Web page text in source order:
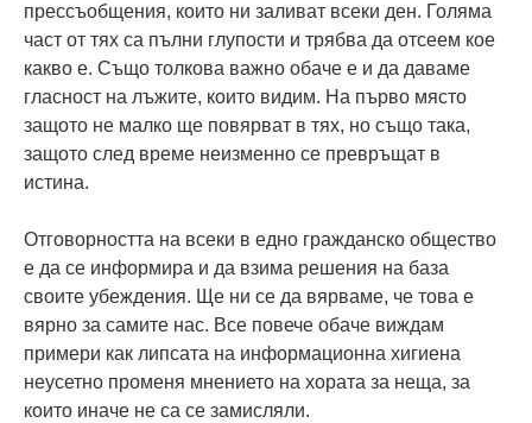
прессъобщения, които ни заливат всеки ден. Голяма
част от тях са пълни глупости и трябва да отсеем кое
какво е. Също толкова важно обаче е и да даваме
гласност на лъжите, които видим. На първо място
защото не малко ще повярват в тях, но също така,
защото след време неизменно се превръщат в
истина.
Отговорността на всеки в едно гражданско общество
е да се информира и да взима решения на база
своите убеждения. Ще ни се да вярваме, че това е
вярно за самите нас. Все повече обаче виждам
примери как липсата на информационна хигиена
неусетно променя мнението на хората за неща, за
които иначе не са се замисляли.